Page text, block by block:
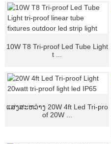
10W T8 Tri-proof Led Tube Light
t ...
ແສງສະຫວ່າງ 20W 4ft Led Tri-pro
of 20W ...